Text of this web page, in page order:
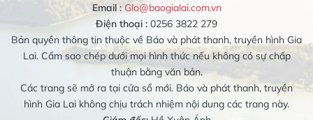
Email : Glo@baogialai.com.vn
Điện thoại : 0256 3822 279
Bản quyền thông tin thuộc về Báo và phát thanh, truyền hình Gia
Lai. Cấm sao chép dưới mọi hình thức nếu không có sự chấp
thuận bằng văn bản.
Các trang sẽ mở ra tại cửa sổ mới. Báo và phát thanh, truyền
hình Gia Lai không chịu trách nhiệm nội dung các trang này.